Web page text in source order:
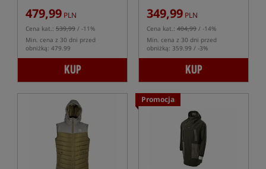
479,99 PLN
Cena kat.: 539,99 / -11%
Min. cena z 30 dni przed
obniżką: 479.99
KUP
349,99 PLN
Cena kat.: 404,99 / -14%
Min. cena z 30 dni przed
obniżką: 359.99 / -3%
KUP
Promocja